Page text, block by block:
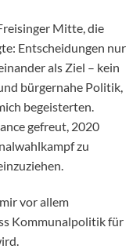
Mitte, die
Entscheidungen nur
als Ziel – kein
bürgernahe Politik,
begeisterten.
gefreut, 2020
zu
vor allem
Kommunalpolitik für